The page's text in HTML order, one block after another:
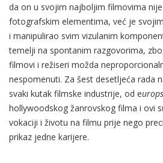
da on u svojim najboljim filmovima
fotografskim elementima, već je
i manipulirao svim vizulanim
temelji na spontanim razgovorima,
filmovi i režiseri možda
nespomenuti. Za šest desetljeća rada
svaki kutak filmske industrije, od e
hollywoodskog žanrovskog filma i ovi
vokaciji i životu na filmu prije nego
prikaz jedne karijere.